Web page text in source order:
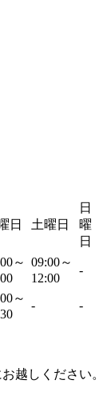
日 土曜日
日
曜
日
～ 09:00～
12:00
-
～
- -
越しください。